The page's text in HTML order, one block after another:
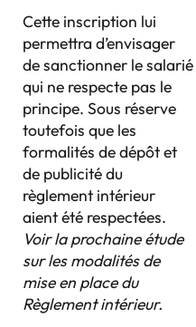
Cette inscription lui
permettra d’envisager
de sanctionner le salarié
qui ne respecte pas le
principe. Sous réserve
toutefois que les
formalités de dépôt et
de publicité du
règlement intérieur
aient été respectées.
Voir la prochaine étude
sur les modalités de
mise en place du
Règlement intérieur.